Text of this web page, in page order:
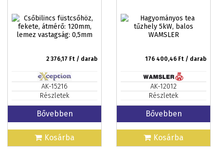
2 376,17 Ft / darab
AK-15216
Részletek
Bővebben
Kosárba
176 400,46 Ft / darab
AK-12012
Részletek
Bővebben
Kosárba